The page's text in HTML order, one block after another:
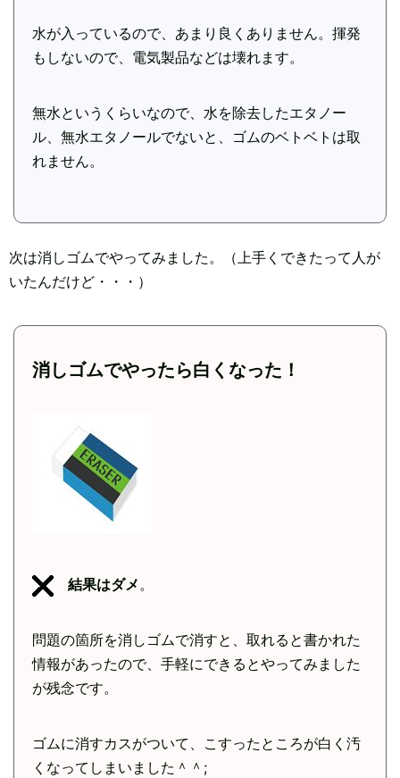
水が入っているので、あまり良くありません。揮発
もしないので、電気製品などは壊れます。
無水というくらいなので、水を除去したエタノー
ル、無水エタノールでないと、ゴムのベトベトは取
れません。
次は消しゴムでやってみました。（上手くできたって人が
いたんだけど・・・）
消しゴムでやったら白くなった！
結果はダメ。
問題の箇所を消しゴムで消すと、取れると書かれた
情報があったので、手軽にできるとやってみました
が残念です。
ゴムに消すカスがついて、こすったところが白く汚
くなってしまいました＾＾;